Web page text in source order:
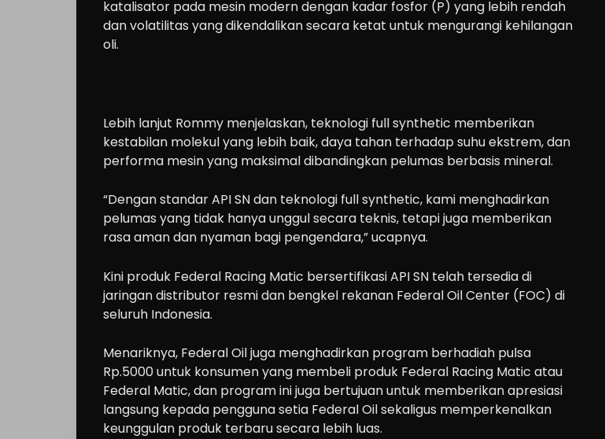
Cars
Motorcycle
Ride
n
Drive
Modification
Tips
Community
Accessories
Lifestyle
katalisator pada mesin modern dengan kadar fosfor (P) yang lebih rendah
dan volatilitas yang dikendalikan secara ketat untuk mengurangi kehilangan
oli.
Lebih lanjut Rommy menjelaskan, teknologi full synthetic memberikan
kestabilan molekul yang lebih baik, daya tahan terhadap suhu ekstrem, dan
performa mesin yang maksimal dibandingkan pelumas berbasis mineral.
“Dengan standar API SN dan teknologi full synthetic, kami menghadirkan
pelumas yang tidak hanya unggul secara teknis, tetapi juga memberikan
rasa aman dan nyaman bagi pengendara,” ucapnya.
Kini produk Federal Racing Matic bersertifikasi API SN telah tersedia di
jaringan distributor resmi dan bengkel rekanan Federal Oil Center (FOC) di
seluruh Indonesia.
Menariknya, Federal Oil juga menghadirkan program berhadiah pulsa
Rp.5000 untuk konsumen yang membeli produk Federal Racing Matic atau
Federal Matic, dan program ini juga bertujuan untuk memberikan apresiasi
langsung kepada pengguna setia Federal Oil sekaligus memperkenalkan
keunggulan produk terbaru secara lebih luas.